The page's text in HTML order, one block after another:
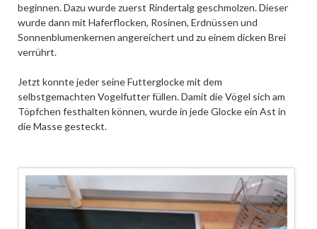
beginnen. Dazu wurde zuerst Rindertalg geschmolzen. Dieser
wurde dann mit Haferflocken, Rosinen, Erdnüssen und
Sonnenblumenkernen angereichert und zu einem dicken Brei
verrührt.
Jetzt konnte jeder seine Futterglocke mit dem
selbstgemachten Vogelfutter füllen. Damit die Vögel sich am
Töpfchen festhalten können, wurde in jede Glocke ein Ast in
die Masse gesteckt.